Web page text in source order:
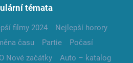
témata
filmy 2024
Nejlepší horory
času Partie
Počasí
Nové začátky
Auto – katalog